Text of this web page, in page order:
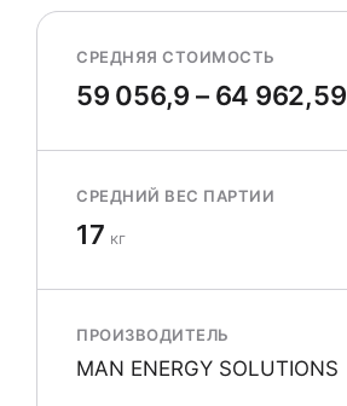
СРЕДНЯЯ СТОИМОСТЬ
59 056,9 – 64 962,59
СРЕДНИЙ ВЕС ПАРТИИ
17 кг
ПРОИЗВОДИТЕЛЬ
MAN ENERGY SOLUTIONS